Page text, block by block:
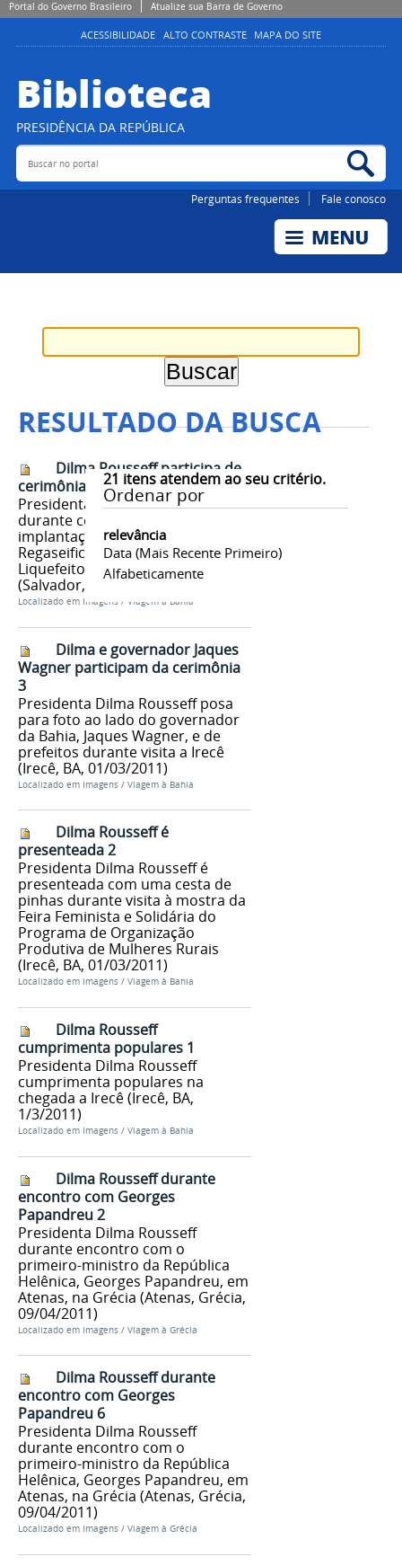
Portal do Governo Brasileiro Atualize sua Barra de Governo
ACESSIBILIDADE ALTO CONTRASTE MAPA DO SITE
Biblioteca
PRESIDÊNCIA DA REPÚBLICA
Buscar no portal
Perguntas frequentes Fale conosco
RESULTADO DA BUSCA
21 itens atendem ao seu critério.
Ordenar por
relevância
Data (mais Recente Primeiro)
Alfabeticamente
Dilma Rousseff participa de
cerimônia 3
Presidenta Dilma Rousseff
durante cerimônia de anúncio da
implantação do Terminal de
Regaseificação de Gás Natural
Liquefeito (GNL) da Bahia
(Salvador, BA, 01/03/2011)
Localizado em Imagens / Viagem à Bahia
Dilma e governador Jaques
Wagner participam da cerimônia
3
Presidenta Dilma Rousseff posa
para foto ao lado do governador
da Bahia, Jaques Wagner, e de
prefeitos durante visita a Irecê
(Irecê, BA, 01/03/2011)
Localizado em Imagens / Viagem à Bahia
Dilma Rousseff é
presenteada 2
Presidenta Dilma Rousseff é
presenteada com uma cesta de
pinhas durante visita à mostra da
Feira Feminista e Solidária do
Programa de Organização
Produtiva de Mulheres Rurais
(Irecê, BA, 01/03/2011)
Localizado em Imagens / Viagem à Bahia
Dilma Rousseff
cumprimenta populares 1
Presidenta Dilma Rousseff
cumprimenta populares na
chegada a Irecê (Irecê, BA,
1/3/2011)
Localizado em Imagens / Viagem à Bahia
Dilma Rousseff durante
encontro com Georges
Papandreu 2
Presidenta Dilma Rousseff
durante encontro com o
primeiro-ministro da República
Helênica, Georges Papandreu, em
Atenas, na Grécia (Atenas, Grécia,
09/04/2011)
Localizado em Imagens / Viagem à Grécia
Dilma Rousseff durante
encontro com Georges
Papandreu 6
Presidenta Dilma Rousseff
durante encontro com o
primeiro-ministro da República
Helênica, Georges Papandreu, em
Atenas, na Grécia (Atenas, Grécia,
09/04/2011)
Localizado em Imagens / Viagem à Grécia